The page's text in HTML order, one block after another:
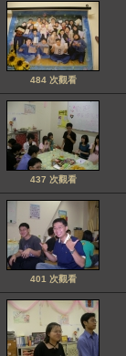
484 次觀看
437 次觀看
401 次觀看